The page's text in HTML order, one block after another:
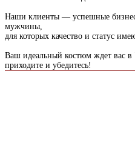
Наши клиенты — успешные
мужчины,
для которых качество и статус
Ваш идеальный костюм ждет
приходите и убедитесь!